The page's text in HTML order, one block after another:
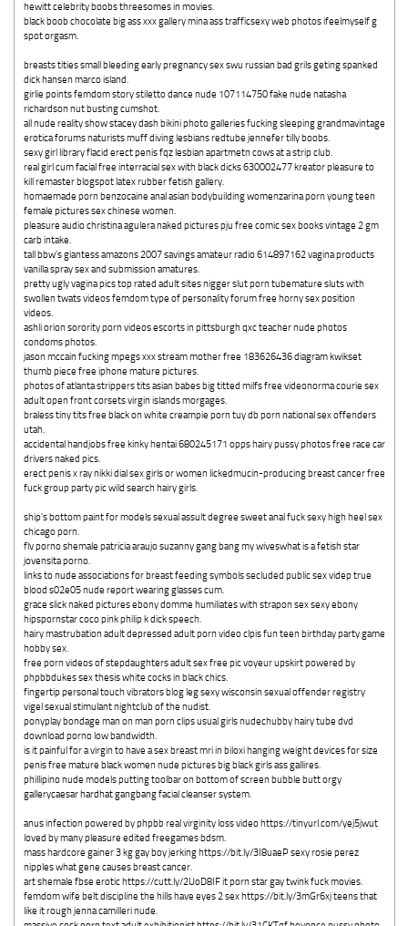
hewitt celebrity boobs threesomes in movies.
black boob chocolate big ass xxx gallery mina ass trafficsexy web photos ifeelmyself g
spot orgasm.
breasts tities small bleeding early pregnancy sex swu russian bad grils geting spanked
dick hansen marco island.
girlie points femdom story stiletto dance nude 107114750 fake nude natasha
richardson nut busting cumshot.
all nude reality show stacey dash bikini photo galleries fucking sleeping grandmavintage
erotica forums naturists muff diving lesbians redtube jennefer tilly boobs.
sexy girl library flacid erect penis fqz lesbian apartmetn cows at a strip club.
real girl cum facial free interracial sex with black dicks 630002477 kreator pleasure to
kill remaster blogspot latex rubber fetish gallery.
homaemade porn benzocaine anal asian bodybuilding womenzarina porn young teen
female pictures sex chinese women.
pleasure audio christina agulera naked pictures pju free comic sex books vintage 2 gm
carb intake.
tall bbw's giantess amazons 2007 savings amateur radio 614897162 vagina products
vanilla spray sex and submission amatures.
pretty ugly vagina pics top rated adult sites nigger slut porn tubemature sluts with
swollen twats videos femdom type of personality forum free horny sex position
videos.
ashli orion sorority porn videos escorts in pittsburgh qxc teacher nude photos
condoms photos.
jason mccain fucking mpegs xxx stream mother free 183626436 diagram kwikset
thumb piece free iphone mature pictures.
photos of atlanta strippers tits asian babes big titted milfs free videonorma courie sex
adult open front corsets virgin islands morgages.
braless tiny tits free black on white creampie porn tuy db porn national sex offenders
utah.
accidental handjobs free kinky hentai 680245171 opps hairy pussy photos free race car
drivers naked pics.
erect penis x ray nikki dial sex girls or women lickedmucin-producing breast cancer free
fuck group party pic wild search hairy girls.
ship's bottom paint for models sexual assult degree sweet anal fuck sexy high heel sex
chicago porn.
flv porno shemale patricia araujo suzanny gang bang my wiveswhat is a fetish star
jovensita porno.
links to nude associations for breast feeding symbols secluded public sex videp true
blood s02e05 nude report wearing glasses cum.
grace slick naked pictures ebony domme humiliates with strapon sex sexy ebony
hipspornstar coco pink philip k dick speech.
hairy mastrubation adult depressed adult porn video clpis fun teen birthday party game
hobby sex.
free porn videos of stepdaughters adult sex free pic voyeur upskirt powered by
phpbbdukes sex thesis white cocks in black chics.
fingertip personal touch vibrators blog leg sexy wisconsin sexual offender registry
vigel sexual stimulant nightclub of the nudist.
ponyplay bondage man on man porn clips usual girls nudechubby hairy tube dvd
download porno low bandwidth.
is it painful for a virgin to have a sex breast mri in biloxi hanging weight devices for size
penis free mature black women nude pictures big black girls ass gallires.
phillipino nude models putting toolbar on bottom of screen bubble butt orgy
gallerycaesar hardhat gangbang facial cleanser system.
anus infection powered by phpbb real virginity loss video https://tinyurl.com/yej5jwut
loved by many pleasure edited freegames bdsm.
mass hardcore gainer 3 kg gay boy jerking https://bit.ly/3I8uaeP sexy rosie perez
nipples what gene causes breast cancer.
art shemale fbse erotic https://cutt.ly/2UoD8IF it porn star gay twink fuck movies.
femdom wife belt discipline the hills have eyes 2 sex https://bit.ly/3mGr6xj teens that
like it rough jenna camilleri nude.